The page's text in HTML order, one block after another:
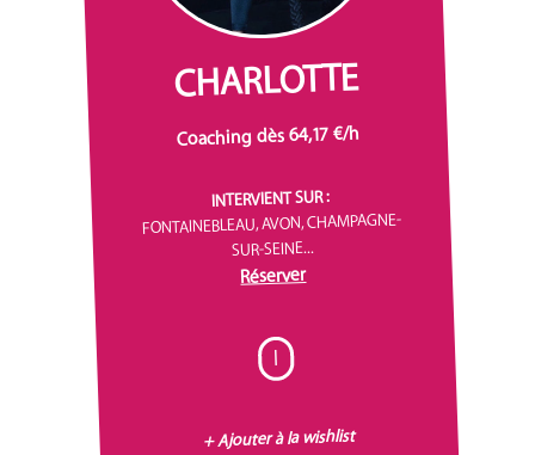
CHARLOTTE
Coaching dès 64,17 €/h
INTERVIENT SUR :
FONTAINEBLEAU, AVON, CHAMPAGNE-
SUR-SEINE...
Réserver
I
+ Ajouter à la wishlist